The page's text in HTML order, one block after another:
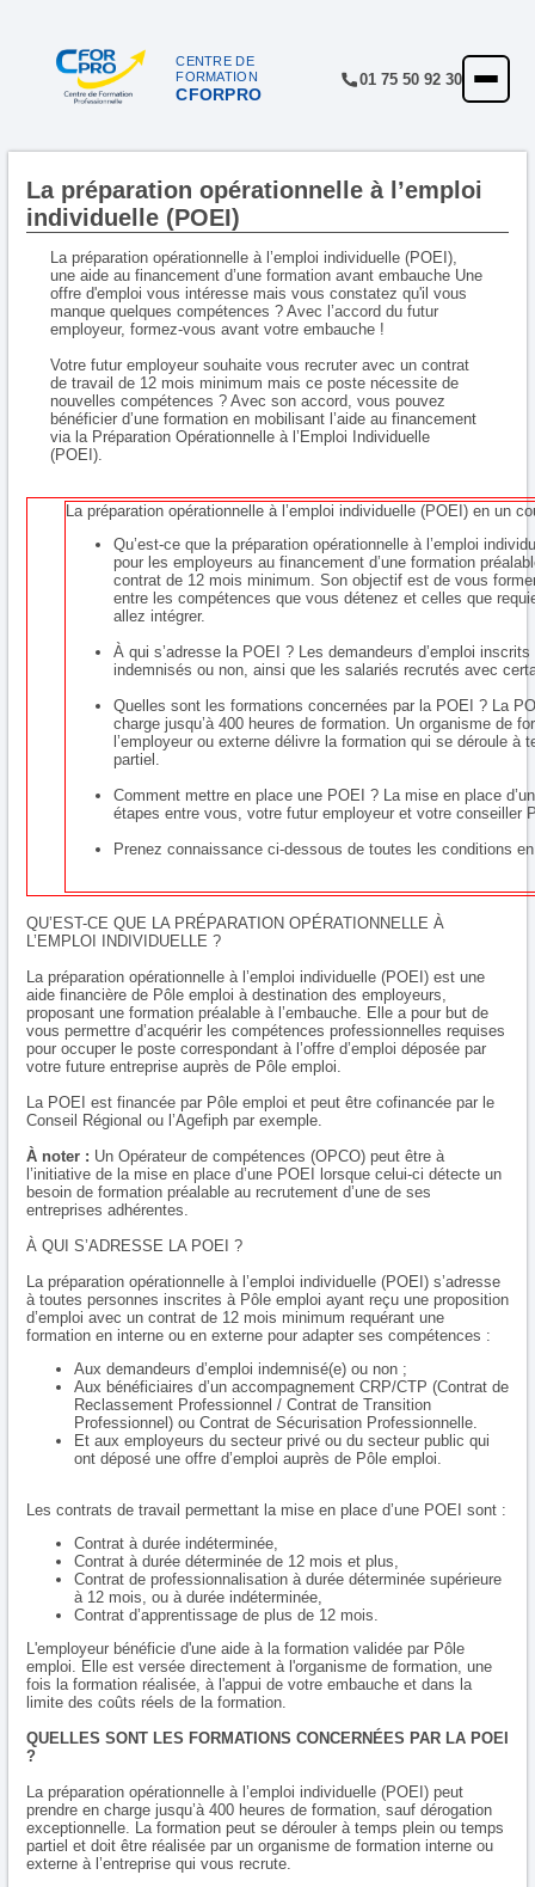
CENTRE DE
FORMATION
CFORPRO
01 75 50 92 30
ACCUEIL
CENTRE
QUALITÉ
FINANCEMENT
RÉFÉRENCES
SATISFACTION
La préparation opérationnelle à l’emploi
individuelle (POEI)
La préparation opérationnelle à l’emploi individuelle (POEI),
une aide au financement d’une formation avant embauche Une
offre d'emploi vous intéresse mais vous constatez qu'il vous
manque quelques compétences ? Avec l’accord du futur
employeur, formez-vous avant votre embauche !
Votre futur employeur souhaite vous recruter avec un contrat
de travail de 12 mois minimum mais ce poste nécessite de
nouvelles compétences ? Avec son accord, vous pouvez
bénéficier d’une formation en mobilisant l’aide au financement
via la Préparation Opérationnelle à l’Emploi Individuelle
(POEI).
La préparation opérationnelle à l’emploi individuelle (POEI) en un
Qu’est-ce que la préparation opérationnelle à l’emploi
pour les employeurs au financement d’une formation
contrat de 12 mois minimum. Son objectif est de vous
entre les compétences que vous détenez et celles que
allez intégrer.
À qui s’adresse la POEI ? Les demandeurs d’emploi
indemnisés ou non, ainsi que les salariés recrutés avec
Quelles sont les formations concernées par la POEI ? La
charge jusqu’à 400 heures de formation. Un organisme de
l’employeur ou externe délivre la formation qui se déroule à
partiel.
Comment mettre en place une POEI ? La mise en place
étapes entre vous, votre futur employeur et votre conseiller
Prenez connaissance ci-dessous de toutes les conditions
QU’EST-CE QUE LA PRÉPARATION OPÉRATIONNELLE À
L’EMPLOI INDIVIDUELLE ?
La préparation opérationnelle à l’emploi individuelle (POEI) est une
aide financière de Pôle emploi à destination des employeurs,
proposant une formation préalable à l’embauche. Elle a pour but de
vous permettre d’acquérir les compétences professionnelles requises
pour occuper le poste correspondant à l’offre d’emploi déposée par
votre future entreprise auprès de Pôle emploi.
La POEI est financée par Pôle emploi et peut être cofinancée par le
Conseil Régional ou l’Agefiph par exemple.
À noter : Un Opérateur de compétences (OPCO) peut être à
l’initiative de la mise en place d’une POEI lorsque celui-ci détecte un
besoin de formation préalable au recrutement d’une de ses
entreprises adhérentes.
À QUI S’ADRESSE LA POEI ?
La préparation opérationnelle à l’emploi individuelle (POEI) s’adresse
à toutes personnes inscrites à Pôle emploi ayant reçu une proposition
d’emploi avec un contrat de 12 mois minimum requérant une
formation en interne ou en externe pour adapter ses compétences :
Aux demandeurs d’emploi indemnisé(e) ou non ;
Aux bénéficiaires d’un accompagnement CRP/CTP (Contrat de
Reclassement Professionnel / Contrat de Transition
Professionnel) ou Contrat de Sécurisation Professionnelle.
Et aux employeurs du secteur privé ou du secteur public qui
ont déposé une offre d’emploi auprès de Pôle emploi.
Les contrats de travail permettant la mise en place d’une POEI sont :
Contrat à durée indéterminée,
Contrat à durée déterminée de 12 mois et plus,
Contrat de professionnalisation à durée déterminée supérieure
à 12 mois, ou à durée indéterminée,
Contrat d’apprentissage de plus de 12 mois.
L'employeur bénéficie d'une aide à la formation validée par Pôle
emploi. Elle est versée directement à l'organisme de formation, une
fois la formation réalisée, à l'appui de votre embauche et dans la
limite des coûts réels de la formation.
QUELLES SONT LES FORMATIONS CONCERNÉES PAR LA POEI
?
La préparation opérationnelle à l’emploi individuelle (POEI) peut
prendre en charge jusqu’à 400 heures de formation, sauf dérogation
exceptionnelle. La formation peut se dérouler à temps plein ou temps
partiel et doit être réalisée par un organisme de formation interne ou
externe à l’entreprise qui vous recrute.